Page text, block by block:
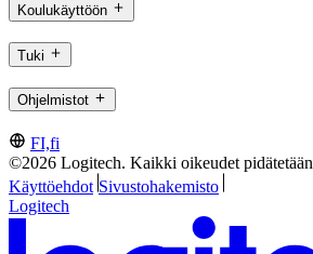
Koulukäyttöön
Tuki
Ohjelmistot
FI,fi
©2026 Logitech. Kaikki oikeudet pidätetään
Käyttöehdot Sivustohakemisto
Logitech